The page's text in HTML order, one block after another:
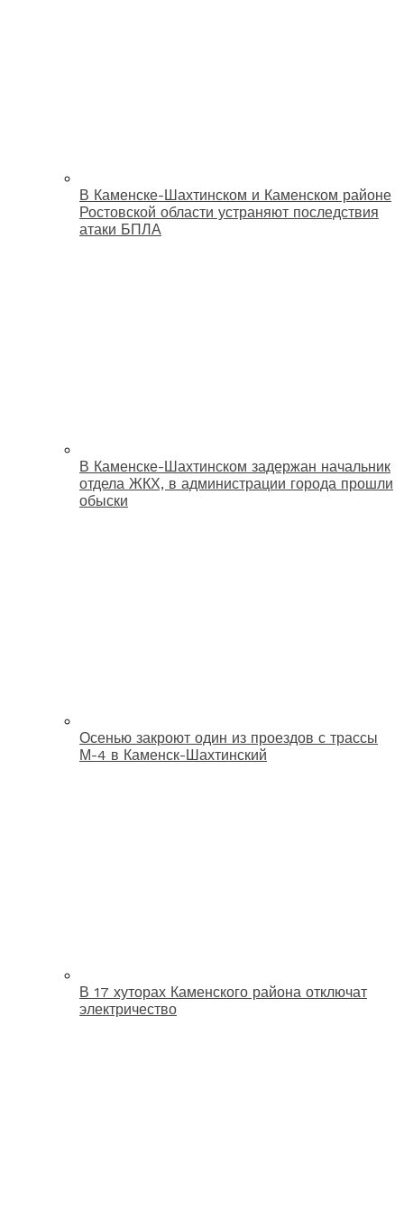
В Каменске-Шахтинском и Каменском районе
Ростовской области устраняют последствия
атаки БПЛА
В Каменске-Шахтинском задержан начальник
отдела ЖКХ, в администрации города прошли
обыски
Осенью закроют один из проездов с трассы
М-4 в Каменск-Шахтинский
В 17 хуторах Каменского района отключат
электричество